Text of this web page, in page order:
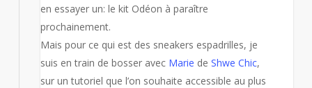
en essayer un: le kit Odéon à paraître
prochainement.
Mais pour ce qui est des sneakers espadrilles, je
suis en train de bosser avec Marie de Shwe Chic,
sur un tutoriel que l’on souhaite accessible au plus